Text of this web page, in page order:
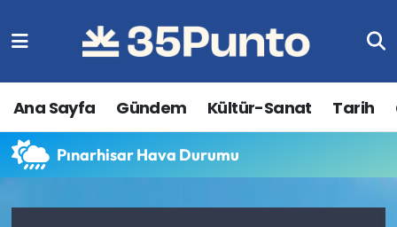
Ana Sayfa Gündem Kültür-Sanat Tarih
Pınarhisar Hava Durumu